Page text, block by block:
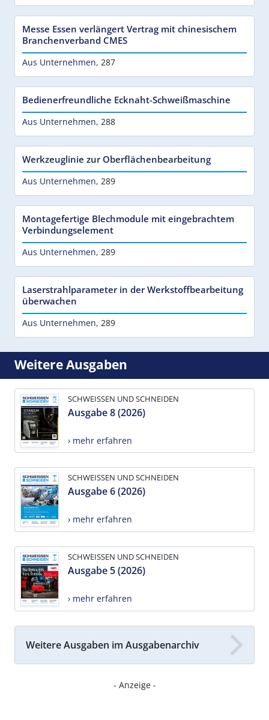
Messe Essen verlängert Vertrag mit chinesischem
Branchenverband CMES
Aus Unternehmen, 287
Bedienerfreundliche Ecknaht-Schweißmaschine
Aus Unternehmen, 288
Werkzeuglinie zur Oberflächenbearbeitung
Aus Unternehmen, 289
Montagefertige Blechmodule mit eingebrachtem
Verbindungselement
Aus Unternehmen, 289
Laserstrahlparameter in der Werkstoffbearbeitung
überwachen
Aus Unternehmen, 289
Weitere Ausgaben
SCHWEISSEN UND SCHNEIDEN
Ausgabe 8 (2026)
› mehr erfahren
SCHWEISSEN UND SCHNEIDEN
Ausgabe 6 (2026)
› mehr erfahren
SCHWEISSEN UND SCHNEIDEN
Ausgabe 5 (2026)
› mehr erfahren
Weitere Ausgaben im Ausgabenarchiv
- Anzeige -